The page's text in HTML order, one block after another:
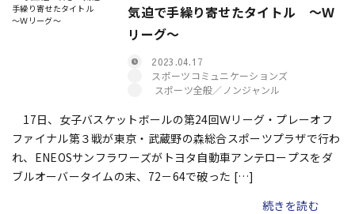
気迫で手繰り寄せたタイトル ～Ｗ
リーグ～
2023.04.17
スポーツコミュニケーションズ
スポーツ全般／ノンジャンル
17日、女子バスケットボールの第24回Ｗリーグ・プレーオフ
ファイナル第３戦が東京・武蔵野の森総合スポーツプラザで行わ
れ、ENEOSサンフラワーズがトヨタ自動車アンテロープスをダ
ブルオーバータイムの末、72－64で破った […]
続きを読む